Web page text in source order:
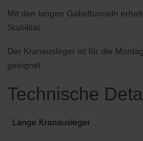
Mit den langen Gabeltunneln
Stabilität.
Der Kranausleger ist für die
geeignet.
Technische
Länge Kranausleger